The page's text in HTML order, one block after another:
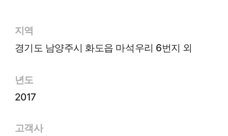
지역
경기도 남양주시 화도읍 마석우리 6번지 외
년도
2017
고객사